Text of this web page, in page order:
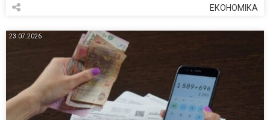
ЕКОНОМІКА
23.07.2026